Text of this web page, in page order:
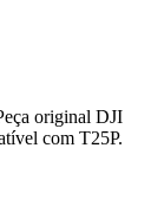
original DJI
com T25P.